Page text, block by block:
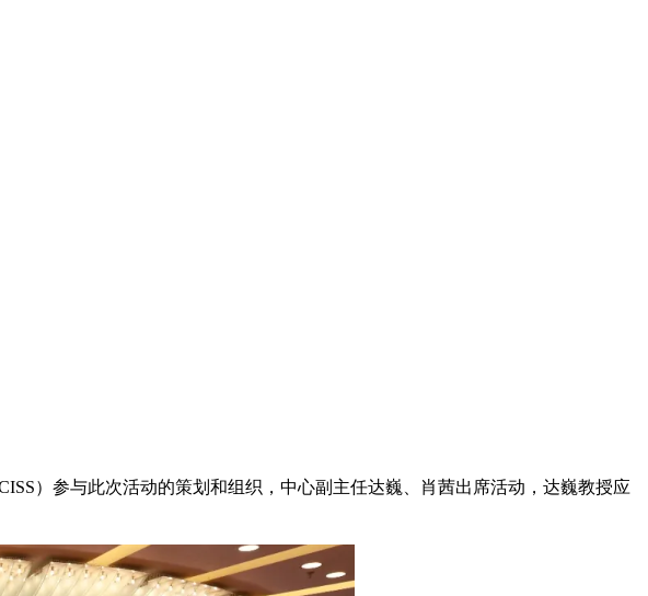
）参与此次活动的策划和组织，中心副主任达巍、肖茜出席活动，达巍教授应